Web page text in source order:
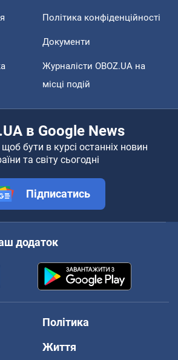
Політика конфіденційності
Документи
Журналісти OBOZ.UA на
місці подій
в Google News
бути в курсі останніх новин
та світу сьогодні
Підписатись
додаток
Політика
Життя